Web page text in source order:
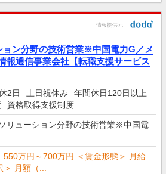
情報提供元
ョン分野の技術営業※中国電力G／メ
報通信事業会社【転職支援サービス
2日 土日祝休み
年間休日120日以上
資格取得支援制度
ソリューション分野の技術営業※中国電
550万円～700万円 ＜賃金形態＞ 月給
月額（...